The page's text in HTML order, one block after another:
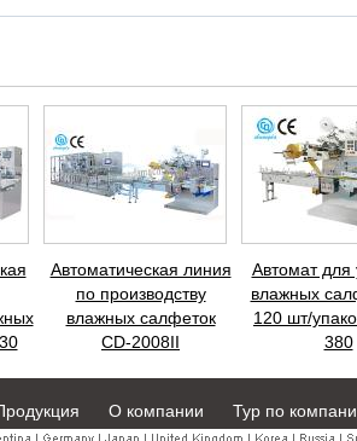
Автоматическая линия
по производству
влажных салфеток
CD-2008II
Автомат для
влажных
120 шт/
380
О компании Тур по